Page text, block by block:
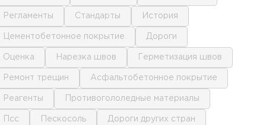
регламенты стандарты история
цементобетонное покрытие дороги
оценка нарезка швов герметизация швов
ремонт трещин асфальтобетонное покрытие
реагенты противогололедные материалы
псс пескосоль дороги других стран